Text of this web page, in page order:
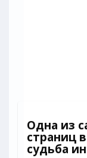
Одна из
страниц
судьба